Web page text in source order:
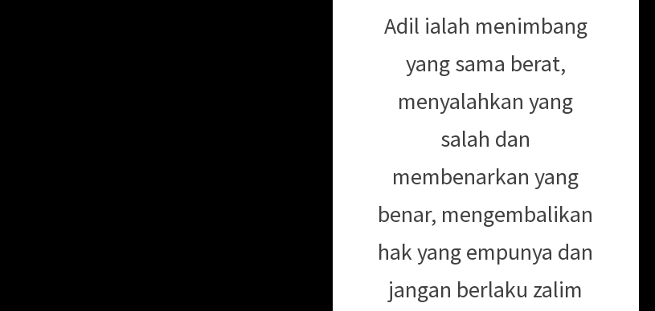
Adil ialah menimbang
yang sama berat,
menyalahkan yang
salah dan
membenarkan yang
benar, mengembalikan
hak yang empunya dan
jangan berlaku zalim